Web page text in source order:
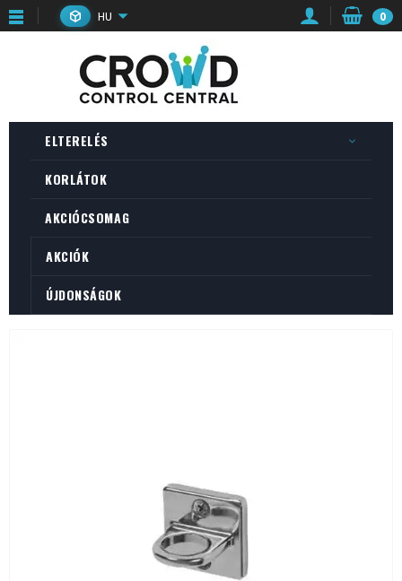
HU 0
ELTERELÉS
KORLÁTOK
AKCIÓCSOMAG
AKCIÓK
ÚJDONSÁGOK